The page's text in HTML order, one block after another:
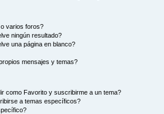
varios foros?
ningún resultado?
una página en blanco?
mensajes y temas?
como Favorito y suscribirme a un tema?
a temas específicos?